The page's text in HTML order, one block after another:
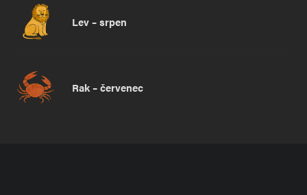
Lev – srpen
Rak – červenec